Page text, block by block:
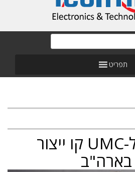
תפריט
אינטל תקים ל-UMC קו ייצור